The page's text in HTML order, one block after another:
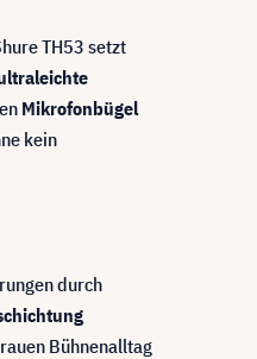
TH53 setzt
Mikrofonbügel
kein
durch
Bühnenalltag